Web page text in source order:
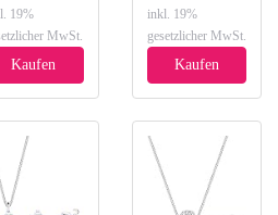
19%
MwSt.
Kaufen
inkl. 19%
gesetzlicher MwSt.
Kaufen